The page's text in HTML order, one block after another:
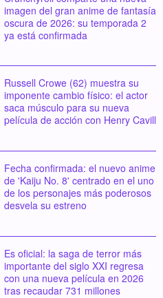
imagen del gran anime de fantasía
oscura de 2026: su temporada 2
ya está confirmada
Russell Crowe (62) muestra su
imponente cambio físico: el actor
saca músculo para su nueva
película de acción con Henry Cavill
Fecha confirmada: el nuevo anime
de 'Kaiju No. 8' centrado en el uno
de los personajes más poderosos
desvela su estreno
Es oficial: la saga de terror más
importante del siglo XXI regresa
con una nueva película en 2026
tras recaudar 731 millones